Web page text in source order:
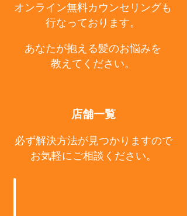
オンライン無料カウンセリングも
行なっております。
あなたが抱える髪のお悩みを
教えてください。
店舗一覧
必ず解決方法が見つかりますので
お気軽にご相談ください。